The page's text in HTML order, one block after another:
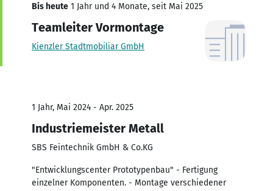
Bis heute 1 Jahr und 4 Monate, seit Mai 2025
Teamleiter Vormontage
Kienzler Stadtmobiliar GmbH
1 Jahr, Mai 2024 - Apr. 2025
Industriemeister Metall
SBS Feintechnik GmbH & Co.KG
"Entwicklungscenter Prototypenbau" - Fertigung
einzelner Komponenten. - Montage verschiedener